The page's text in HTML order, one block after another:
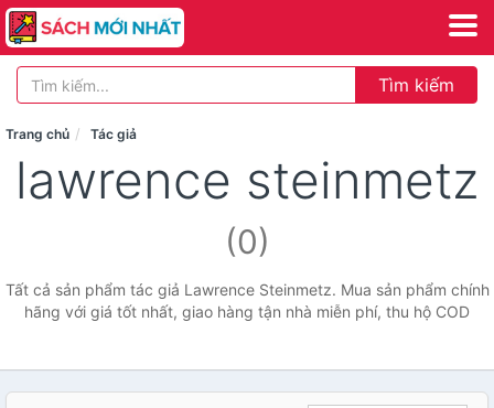
Tìm kiếm
Trang chủ Tác giả
lawrence steinmetz
(0)
Tất cả sản phẩm tác giả Lawrence Steinmetz. Mua sản phẩm chính
hãng với giá tốt nhất, giao hàng tận nhà miễn phí, thu hộ COD